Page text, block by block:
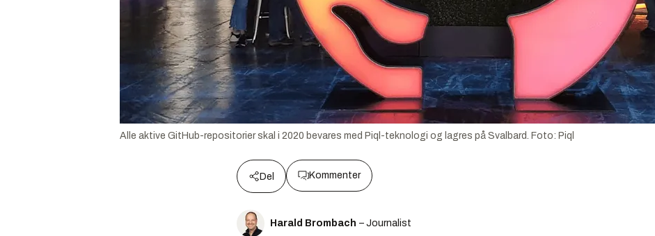
Alle aktive GitHub-repositorier skal i 2020 bevares med Piql-teknologi og lagres på Svalbard. Foto: Piql
Del Kommenter
Harald Brombach – Journalist